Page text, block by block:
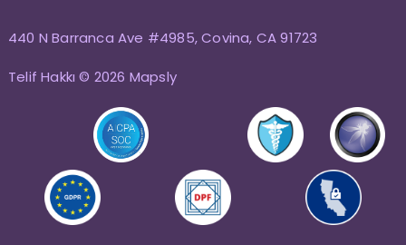
440 N Barranca Ave #4985, Covina, CA 91723
Telif Hakkı © 2026 Mapsly